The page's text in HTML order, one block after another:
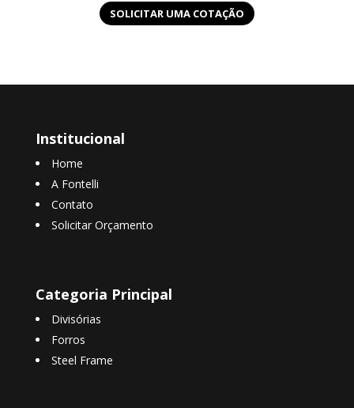
SOLICITAR UMA COTAÇÃO
Institucional
Home
A Fontelli
Contato
Solicitar Orçamento
Categoria Principal
Divisórias
Forros
Steel Frame